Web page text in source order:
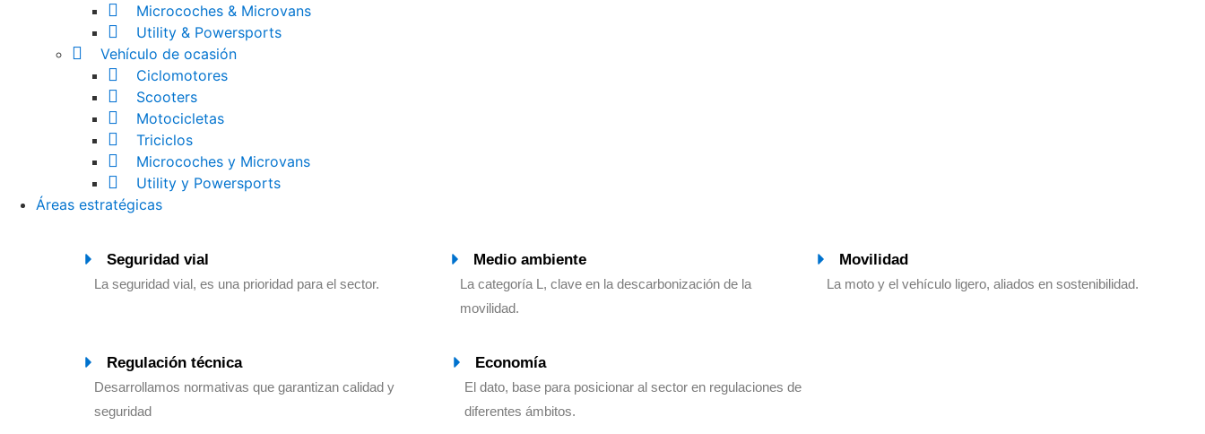
Microcoches & Microvans
Utility & Powersports
Vehículo de ocasión
Ciclomotores
Scooters
Motocicletas
Triciclos
Microcoches y Microvans
Utility y Powersports
Áreas estratégicas
Seguridad vial
La seguridad vial, es una prioridad para el sector.
Medio ambiente
La categoría L, clave en la descarbonización de la
movilidad.
Movilidad
La moto y el vehículo ligero, aliados en sostenibilidad.
Regulación técnica
Desarrollamos normativas que garantizan calidad y
seguridad
Economía
El dato, base para posicionar al sector en regulaciones de
diferentes ámbitos.